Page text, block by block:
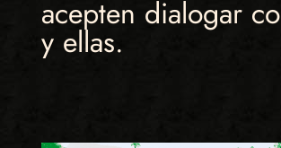
acepten dialogar
y ellas.